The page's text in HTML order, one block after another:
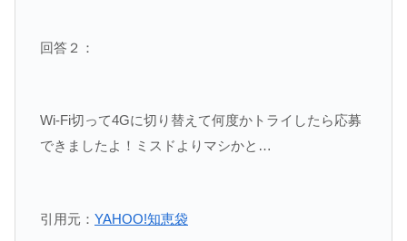
回答２：
Wi-Fi切って4Gに切り替えて何度かトライしたら応募
できましたよ！ミスドよりマシかと…
引用元： YAHOO!知恵袋